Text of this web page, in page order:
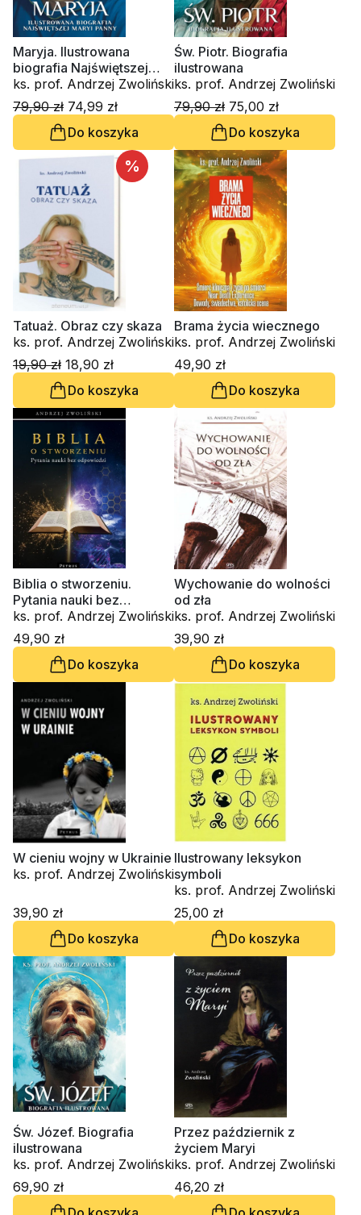
Maryja. Ilustrowana
biografia Najświętszej
Maryi Panny
ks. prof. Andrzej Zwoliński
79,90 zł 74,99 zł
Do koszyka
Św. Piotr. Biografia
ilustrowana
ks. prof. Andrzej Zwoliński
79,90 zł 75,00 zł
Do koszyka
%
Tatuaż. Obraz czy skaza
ks. prof. Andrzej Zwoliński
19,90 zł 18,90 zł
Do koszyka
Brama życia wiecznego
ks. prof. Andrzej Zwoliński
49,90 zł
Do koszyka
Biblia o stworzeniu.
Pytania nauki bez
odpowiedzi
ks. prof. Andrzej Zwoliński
49,90 zł
Do koszyka
Wychowanie do wolności
od zła
ks. prof. Andrzej Zwoliński
39,90 zł
Do koszyka
W cieniu wojny w Ukrainie
ks. prof. Andrzej Zwoliński
39,90 zł
Do koszyka
Ilustrowany leksykon
symboli
ks. prof. Andrzej Zwoliński
25,00 zł
Do koszyka
Św. Józef. Biografia
ilustrowana
ks. prof. Andrzej Zwoliński
69,90 zł
Przez październik z
życiem Maryi
ks. prof. Andrzej Zwoliński
46,20 zł